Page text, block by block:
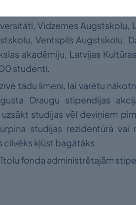
ir izveidota cieša sadarbība
Vidzemes Augstskolu,
Ventspils Augstskolu,
akadēmiju, Latvijas
studenti.
tādu līmeni, lai varētu
Draugu stipendijas
studijas vēl deviņiem
studijas rezidentūrā vai
kļūst bagātāks.
fonda administrētajām